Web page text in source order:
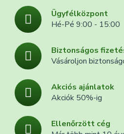
Ügyfélközpont
Hé-Pé 9:00 - 15:00
Biztonságos
Vásároljon
Akciós ajánlatok
Akciók 50%-ig
Ellenőrzött cég